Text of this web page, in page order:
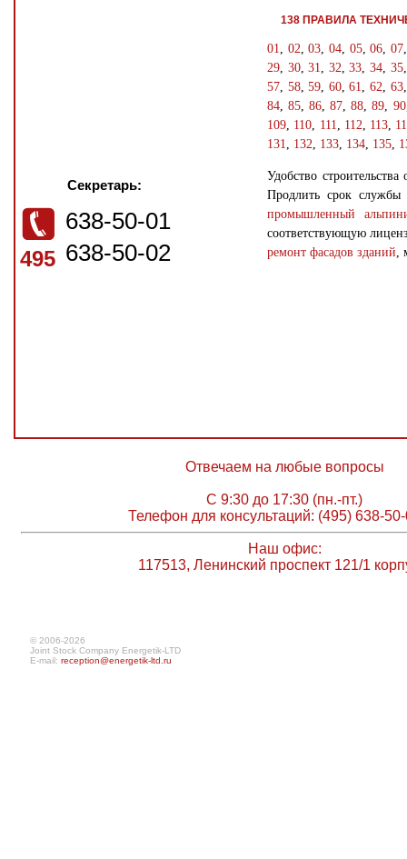
Секретарь:
495
638-50-01
638-50-02
138 ПРАВИЛА
01, 02,03, 04, 05,06, 07
29, 30,31, 32,33, 34, 35
57, 58,59, 60,61, 62, 63
84,85,86,87,88,89, 90
109, 110, 111, 112, 113,
131, 132, 133, 134, 135,
Удобство
Продлить срок службы
промышленный
соответствующую
ремонт фасадов зданий,
Отвечаем на любые вопросы
С 9:30 до 17:30 (пн.-пт.)
Телефон для консультаций: (495) 638-
Наш офис:
117513, Ленинский проспект 121/1
© 2006-2026
Joint Stock Company Energetik-LTD
E-mail: reception@energetik-ltd.ru